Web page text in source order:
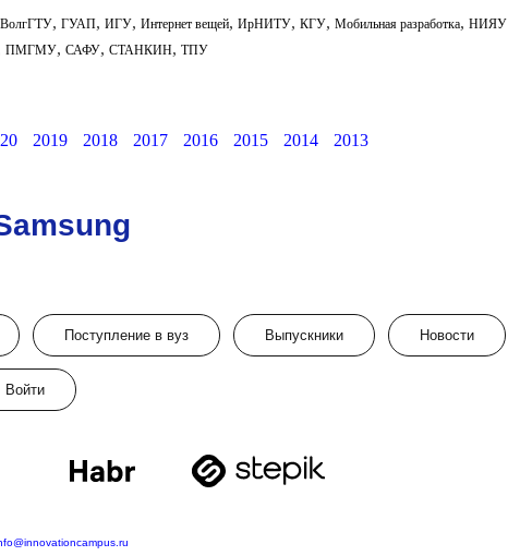
ВолгГТУ, ГУАП, ИГУ, Интернет вещей, ИрНИТУ, КГУ, Мобильная разработка, НИЯУ
ПМГМУ, САФУ, СТАНКИН, ТПУ
2019 2018 2017 2016 2015 2014 2013
Поступление в вуз Выпускники Новости
Войти